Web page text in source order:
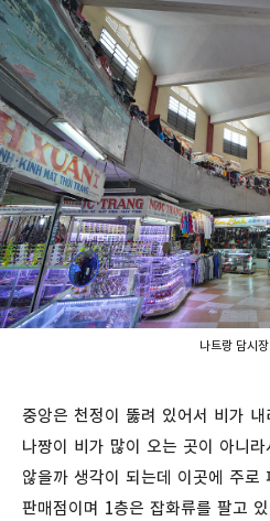
나트랑 담시
중앙은 천정이 뚫려 있어서 비가
나짱이 비가 많이 오는 곳이 아니
않을까 생각이 되는데 이곳에 주로
판매점이며 1층은 잡화류를 팔고